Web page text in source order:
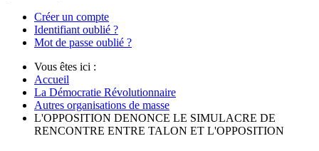
Créer un compte
Identifiant oublié ?
Mot de passe oublié ?
Vous êtes ici :
Accueil
La Démocratie Révolutionnaire
Autres organisations de masse
L'OPPOSITION DENONCE LE SIMULACRE DE
RENCONTRE ENTRE TALON ET L'OPPOSITION